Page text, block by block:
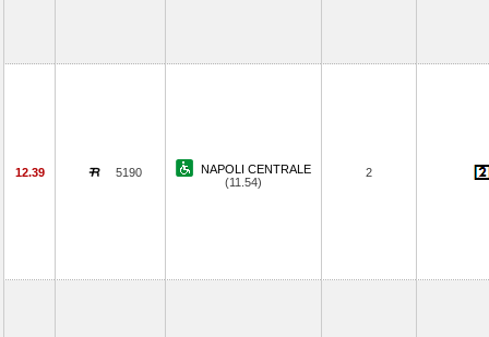
12.39 5190
NAPOLI CENTRALE
(11.54)
2